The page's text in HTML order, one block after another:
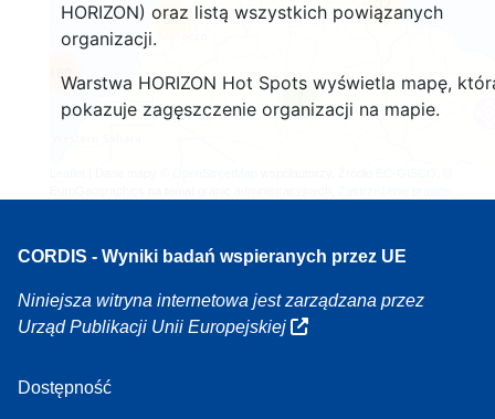
HORIZON) oraz listą wszystkich powiązanych
organizacji.
Warstwa HORIZON Hot Spots wyświetla mapę,
pokazuje zagęszczenie organizacji na mapie.
160
7
54
CORDIS - Wyniki badań wspieranych przez UE
Niniejsza witryna internetowa jest zarządzana przez
Urząd Publikacji Unii Europejskiej
Dostępność